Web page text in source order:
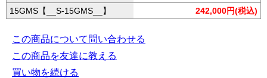
15GMS【__S-15GMS__】
242,000円(税込)
この商品について問い合わせる
この商品を友達に教える
買い物を続ける